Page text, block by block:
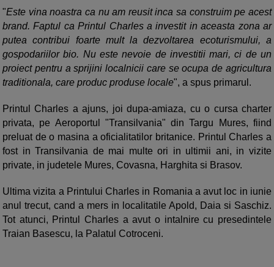
"Este vina noastra ca nu am reusit inca sa construim pe acest
brand. Faptul ca Printul Charles a investit in aceasta zona ar
putea contribui foarte mult la dezvoltarea ecoturismului, a
gospodariilor bio. Nu este nevoie de investitii mari, ci de un
proiect pentru a sprijini localnicii care se ocupa de agricultura
traditionala, care produc produse locale", a spus primarul.
Printul Charles a ajuns, joi dupa-amiaza, cu o cursa charter
privata, pe Aeroportul "Transilvania" din Targu Mures, fiind
preluat de o masina a oficialitatilor britanice. Printul Charles a
fost in Transilvania de mai multe ori in ultimii ani, in vizite
private, in judetele Mures, Covasna, Harghita si Brasov.
Ultima vizita a Printului Charles in Romania a avut loc in iunie
anul trecut, cand a mers in localitatile Apold, Daia si Saschiz.
Tot atunci, Printul Charles a avut o intalnire cu presedintele
Traian Basescu, la Palatul Cotroceni.